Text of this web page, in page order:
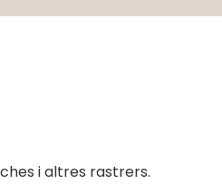
i altres rastrers.